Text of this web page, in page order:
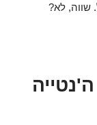
שווה, לא?